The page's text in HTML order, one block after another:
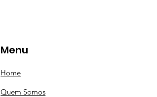
Menu
Home
Quem Somos